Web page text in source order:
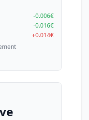
-0.006€
-0.016€
+0.014€